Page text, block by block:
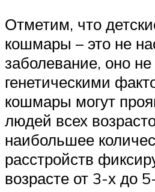
Отметим, что
кошмары – это не
заболевание, оно
генетическими
кошмары могут
людей всех
наибольшее
расстройств
возрасте от 3-х до